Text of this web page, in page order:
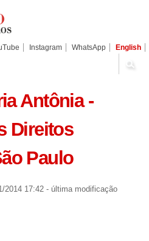
Instagram WhatsApp English
Antônia -
Direitos
Paulo
2014 17:42 - última modificação